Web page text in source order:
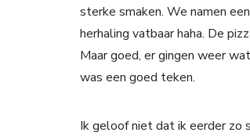
sterke smaken. We namen
herhaling vatbaar haha. De
Maar goed, er gingen weer
was een goed teken.
Ik geloof niet dat ik eerder zo